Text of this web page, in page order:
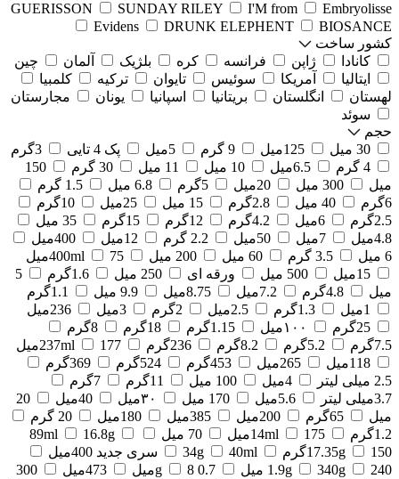
GUERISSON
SUNDAY RILEY I'M from
Embryolisse
Evidens
DRUNK ELEPHENT
BIOSANCE
کشور ساخت
کانادا
ژاپن فرانسه کره بلژیک آلمان
چین
ایتالیا
آمریکا سوئیس تایوان ترکیه
کلمبیا
لهستان
انگلستان بریتانیا اسپانیا یونان
مجارستان
سوئد
حجم
30 میل
125میل 9 گرم 5میل پک 4 تایی
3گرم
4 گرم
6.5میل 10 میل 11 میل 30 گرم
150
میل
300 میل 20میل 5گرم 6.8 میل
1.5 گرم
6گرم
40 میل 2.8گرم 15 میل 25میل
10گرم
2.5گرم
6میل 4.2گرم 12گرم 15گرم
35 میل
4.8میل
7میل 50میل 2.2 گرم 12میل
400میل
6 میل
3.5 گرم 60 میل 200 میل 400ml
75میل
15میل
500 میل ورقه ای 250 میل 1.6گرم
5
میل
4.8گرم 7.2میل 8.75میل 9.9 میل
1.1گرم
1میل
1.3گرم 2.5میل 2گرم 3میل
236میل
25گرم
۱۰۰میل 1.15گرم 18گرم
8گرم
7.5گرم
5.2گرم 8.2گرم 236گرم 237ml
177میل
118میل
265میل 453گرم 524گرم
369گرم
2.5 میلی لیتر
4میل 100 میل 11گرم
7گرم
3.7میلی لیتر
5.6میل 170 میل ۳۰میل 40میل
20
میل
65گرم 200میل 385میل 180میل
20 گرم
1.2گرم
14ml 175میل 70 میل 89ml
16.8g
17.35g
150گرم 34g 40ml
سری جدید 400میل
1.9g
340g 240 میل 0.7 g 8میل 473میل
300